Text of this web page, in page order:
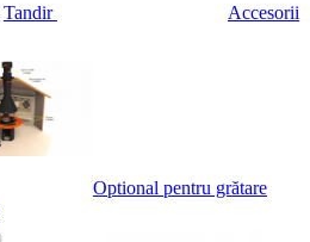
Tandir Accesorii
Optional pentru grătare